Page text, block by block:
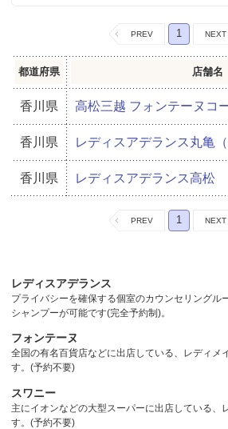
1
都道府県 店舗名
香川県 高松三越 フォンテーヌコ
香川県 レディスアデランス丸亀
香川県 レディスアデランス高松
1
レディスアデランス
プライバシーを確保する個室のカウンセリングル
シャンプーが可能です(完全予約制)。
フォンテーヌ
全国の有名百貨店などに出店している、レディメ
す。(予約不要)
スワニー
主にイオンなどの大型スーパーに出店している、
す。(予約不要)